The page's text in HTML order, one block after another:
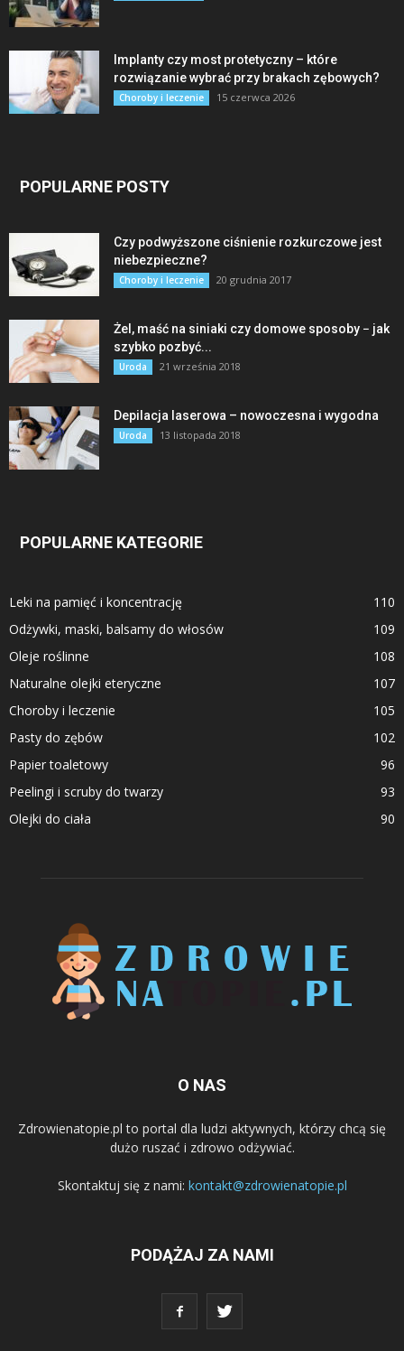
Implanty czy most protetyczny – które
rozwiązanie wybrać przy brakach zębowych?
Choroby i leczenie 15 czerwca 2026
POPULARNE POSTY
Czy podwyższone ciśnienie rozkurczowe jest
niebezpieczne?
Choroby i leczenie 20 grudnia 2017
Żel, maść na siniaki czy domowe sposoby − jak
szybko pozbyć...
Uroda 21 września 2018
Depilacja laserowa – nowoczesna i wygodna
Uroda 13 listopada 2018
POPULARNE KATEGORIE
Leki na pamięć i koncentrację
110
Odżywki, maski, balsamy do włosów
109
Oleje roślinne
108
Naturalne olejki eteryczne
107
Choroby i leczenie
105
Pasty do zębów
102
Papier toaletowy
96
Peelingi i scruby do twarzy
93
Olejki do ciała
90
O NAS
Zdrowienatopie.pl to portal dla ludzi aktywnych, którzy chcą się
dużo ruszać i zdrowo odżywiać.
Skontaktuj się z nami: kontakt@zdrowienatopie.pl
PODĄŻAJ ZA NAMI